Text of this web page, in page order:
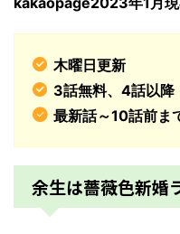
木曜日更新
3話無料、4話以降
最新話～10話前ま
余生は薔薇色新婚